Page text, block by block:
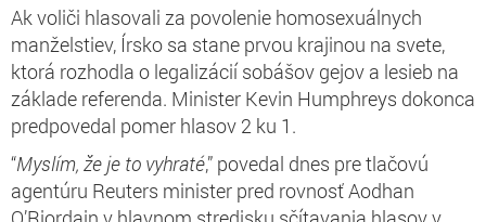
Ak voliči hlasovali za povolenie homosexuálnych
manželstiev, Írsko sa stane prvou krajinou na svete,
ktorá rozhodla o legalizácií sobášov gejov a lesieb na
základe referenda. Minister Kevin Humphreys dokonca
predpovedal pomer hlasov 2 ku 1.
“Myslím, že je to vyhraté,” povedal dnes pre tlačovú
agentúru Reuters minister pred rovnosť Aodhan